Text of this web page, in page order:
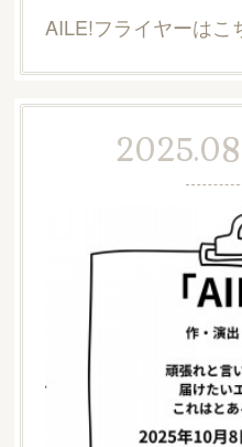
AILE!フライヤーはこ